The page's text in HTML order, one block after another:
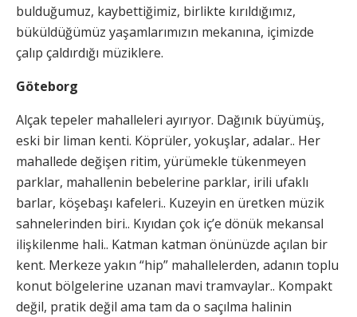
bulduğumuz, kaybettiğimiz, birlikte kırıldığımız,
büküldüğümüz yaşamlarımızın mekanına, içimizde
çalıp çaldırdığı müziklere.
Göteborg
Alçak tepeler mahalleleri ayırıyor. Dağınık büyümüş,
eski bir liman kenti. Köprüler, yokuşlar, adalar.. Her
mahallede değişen ritim, yürümekle tükenmeyen
parklar, mahallenin bebelerine parklar, irili ufaklı
barlar, köşebaşı kafeleri.. Kuzeyin en üretken müzik
sahnelerinden biri.. Kıyıdan çok iç’e dönük mekansal
ilişkilenme hali.. Katman katman önünüzde açılan bir
kent. Merkeze yakın “hip” mahallelerden, adanın toplu
konut bölgelerine uzanan mavi tramvaylar.. Kompakt
değil, pratik değil ama tam da o saçılma halinin